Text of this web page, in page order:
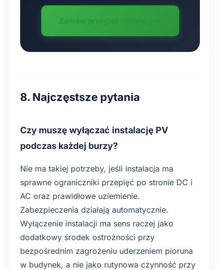
Zamów przegląd instalacji
8. Najczęstsze pytania
Czy muszę wyłączać instalację PV
podczas każdej burzy?
Nie ma takiej potrzeby, jeśli instalacja ma
sprawne ograniczniki przepięć po stronie DC i
AC oraz prawidłowe uziemienie.
Zabezpieczenia działają automatycznie.
Wyłączenie instalacji ma sens raczej jako
dodatkowy środek ostrożności przy
bezpośrednim zagrożeniu uderzeniem pioruna
w budynek, a nie jako rutynowa czynność przy